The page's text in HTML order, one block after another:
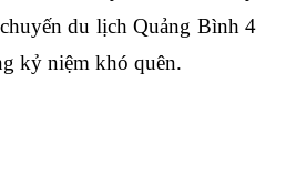
du lịch Quảng Bình 4
kỷ niệm khó quên.